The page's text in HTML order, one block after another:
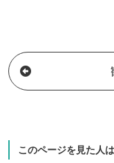
このページを見た人